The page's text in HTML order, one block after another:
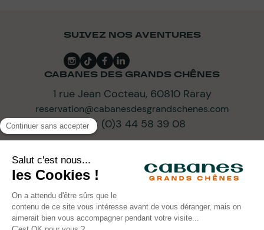
SUIVEZ NOS AVENTURES
CABANES DES GRANDS CHÊNES
1 rue Jean Cocteau, 60810 Raray
reservation@cabanesdesgrandschenes.com
+33 (0)3 44 58 39 08
ABONNEZ-VOUS À NOTRE NEWSLETTER